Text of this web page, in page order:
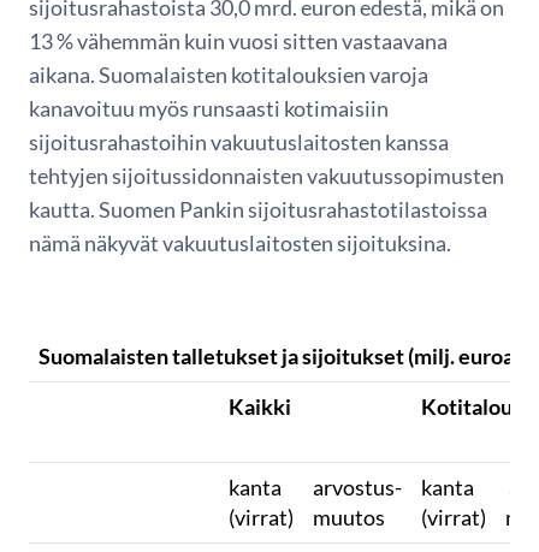
sijoitusrahastoista 30,0 mrd. euron edestä, mikä on
13 % vähemmän kuin vuosi sitten vastaavana
aikana. Suomalaisten kotitalouksien varoja
kanavoituu myös runsaasti kotimaisiin
sijoitusrahastoihin vakuutuslaitosten kanssa
tehtyjen sijoitussidonnaisten vakuutussopimusten
kautta. Suomen Pankin sijoitusrahastotilastoissa
nämä näkyvät vakuutuslaitosten sijoituksina.
Suomalaisten talletukset ja sijoitukset (milj. euroa),
Kaikki
kanta
(virrat)
arvostus-
muutos
kanta
(virrat)